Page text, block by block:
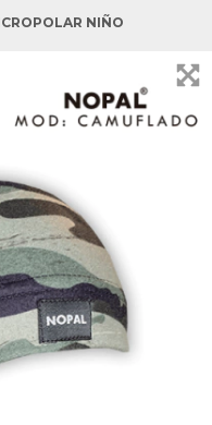
NIÑO